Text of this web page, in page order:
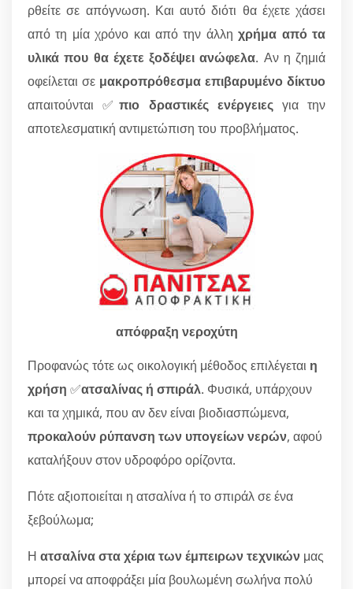
ρθείτε σε απόγνωση. Και αυτό διότι θα έχετε χάσει
από τη μία χρόνο και από την άλληχρήμα από τα
υλικά που θα έχετε ξοδέψει ανώφελα. Αν η ζημιά
οφείλεται σε μακροπρόθεσμα επιβαρυμένο δίκτυο
απαιτούνται ✅πιο δραστικές ενέργειεςγια την
αποτελεσματική αντιμετώπιση του προβλήματος.
απόφραξη νεροχύτη
Προφανώς τότε ως οικολογική μέθοδος επιλέγεται η
χρήση ✅ατσαλίνας ή σπιράλ. Φυσικά, υπάρχουν
και τα χημικά, που αν δεν είναι βιοδιασπώμενα,
προκαλούν ρύπανση των υπογείων νερών, αφού
καταλήξουν στον υδροφόρο ορίζοντα.
Πότε αξιοποιείται η ατσαλίνα ή το σπιράλ σε ένα
ξεβούλωμα;
Η ατσαλίνα στα χέρια των έμπειρων τεχνικών μας
μπορεί να αποφράξει μία βουλωμένη σωλήνα πολύ